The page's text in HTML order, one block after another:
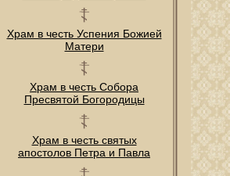
Храм в честь Успения Божией
Матери
Храм в честь Собора
Пресвятой Богородицы
Храм в честь святых
апостолов Петра и Павла